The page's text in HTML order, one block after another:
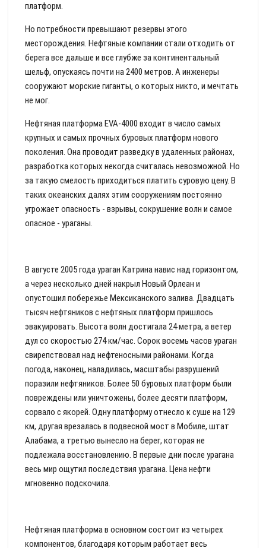
платформ.
Но потребности превышают резервы этого
месторождения. Нефтяные компании стали отходить от
берега все дальше и все глубже за континентальный
шельф, опускаясь почти на 2400 метров. А инженеры
сооружают морские гиганты, о которых никто, и мечтать
не мог.
Нефтяная платформа EVA-4000 входит в число самых
крупных и самых прочных буровых платформ нового
поколения. Она проводит разведку в удаленных районах,
разработка которых некогда считалась невозможной. Но
за такую смелость приходиться платить суровую цену. В
таких океанских далях этим сооружениям постоянно
угрожает опасность - взрывы, сокрушение волн и самое
опасное - ураганы.
В августе 2005 года ураган Катрина навис над горизонтом,
а через несколько дней накрыл Новый Орлеан и
опустошил побережье Мексиканского залива. Двадцать
тысяч нефтяников с нефтяных платформ пришлось
эвакуировать. Высота волн достигала 24 метра, а ветер
дул со скоростью 274 км/час. Сорок восемь часов ураган
свирепствовал над нефтеносными районами. Когда
погода, наконец, наладилась, масштабы разрушений
поразили нефтяников. Более 50 буровых платформ были
повреждены или уничтожены, более десяти платформ,
сорвало с якорей. Одну платформу отнесло к суше на 129
км, другая врезалась в подвесной мост в Мобиле, штат
Алабама, а третью вынесло на берег, которая не
подлежала восстановлению. В первые дни после урагана
весь мир ощутил последствия урагана. Цена нефти
мгновенно подскочила.
Нефтяная платформа в основном состоит из четырех
компонентов, благодаря которым работает весь